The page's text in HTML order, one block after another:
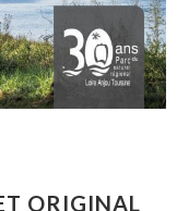
ORIGINAL